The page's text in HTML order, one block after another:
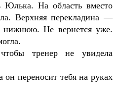
Юлька. На область вместо
Верхняя перекладина —
нижнюю. Не вернется уже.
тренер не увидела
переносит тебя на руках